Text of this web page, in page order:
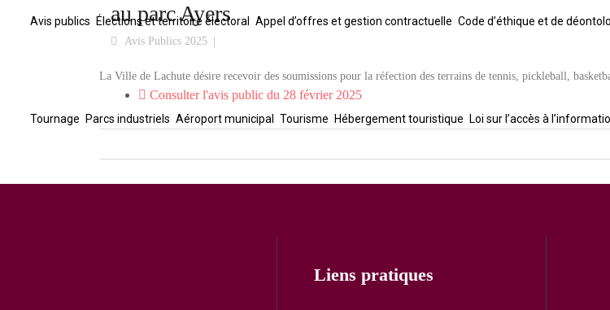
Avis publics Élections et territoire électoral Appel d’offres et gestion contractuelle Code d’éthique et de
Tournage Parcs industriels Aéroport municipal Tourisme Hébergement touristique Loi sur l’accès à
au parc Ayers
Avis Publics 2025
La Ville de Lachute désire recevoir des soumissions pour la réfection des terrains de tennis, pickleball,
Consulter l'avis public du 28 février 2025
Liens pratiques